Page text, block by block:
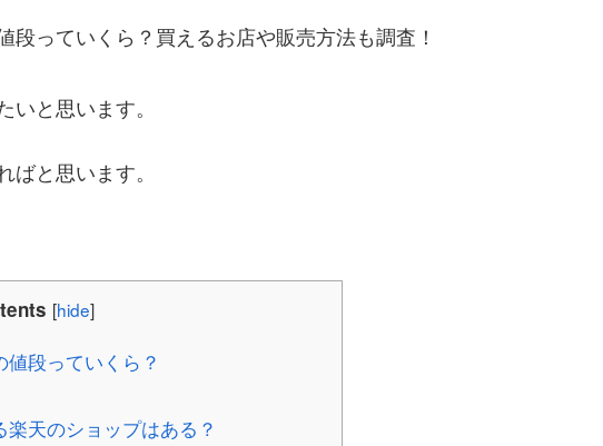
段っていくら？買えるお店や販売方法も調査！
と思います。
と思います。
[hide]
段っていくら？
天のショップはある？